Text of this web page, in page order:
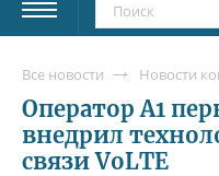
Все новости Новости
Оператор A1
внедрил
связи VoLTE